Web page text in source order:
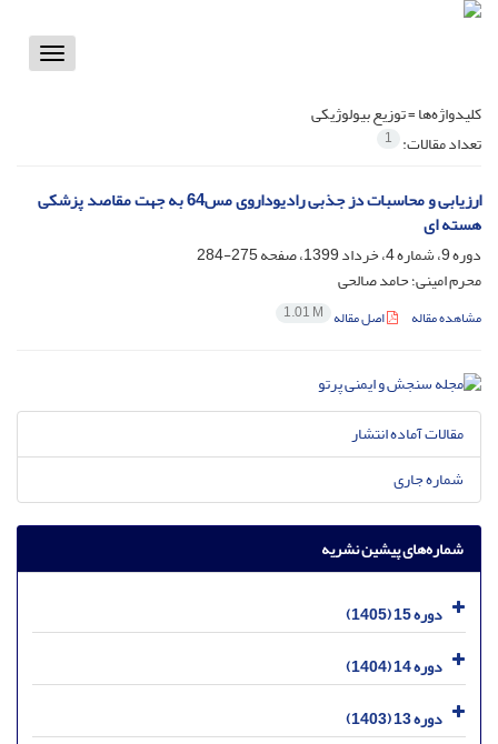
Toggle
کلیدواژه‌ها =توزیع بیولوژیکی
تعداد مقالات: 1
ارزیابی و محاسبات دز جذبی رادیوداروی مس64 به جهت مقاصد پزشکی
هسته ای
دوره 9، شماره 4، خرداد 1399، صفحه
275-284
محرم امینی؛ حامد صالحی
مشاهده مقاله اصل مقاله 1.01 M
مقالات آماده انتشار
شماره جاری
شماره‌های پیشین نشریه
دوره 15 (1405)
دوره 14 (1404)
دوره 13 (1403)